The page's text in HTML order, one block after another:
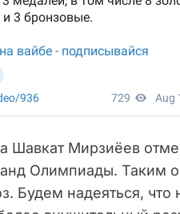
Шавкат Мирзиёев
Олимпиады. Таким
Будем надеяться,